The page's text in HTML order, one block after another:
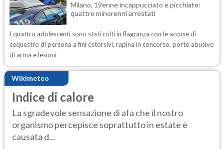
Milano, 19enne incappucciato e picchiato:
quattro minorenni arrestati
I quattro adolescenti sono stati colti in flagranza con le accuse di
sequestro di persona a fini estorsivi, rapina in concorso, porto abusivo
di arma e lesioni
Wikimeteo
Indice di calore
La sgradevole sensazione di afa che il nostro
organismo percepisce soprattutto in estate è
causata d...